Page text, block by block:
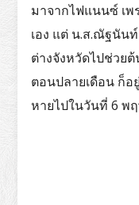
มาจากไฟแนนซ์ เพ
เอง แต่ น.ส.ณัฐนัน
ต่างจังหวัดไปช่วย
ตอนปลายเดือน ก็
หายไปในวันที่ 6 พ